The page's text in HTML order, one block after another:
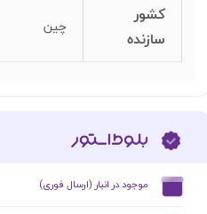
کشور
سازنده
چین
​موجود در انبار (ارسال فوری)